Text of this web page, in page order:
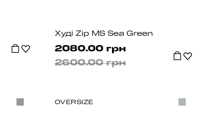
Худі Zip MS Sea Green
2080.00 грн
2600.00 грн
OVERSIZE